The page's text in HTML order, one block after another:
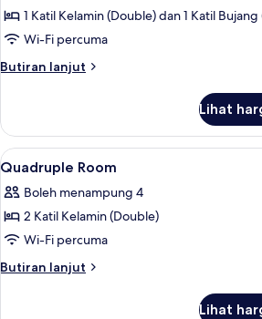
untuk
Triple
Room
1 Katil Kelamin (Double) dan 1 Katil Bujang
Wi-Fi percuma
Butiran lanjut
Butiran
Room
Lihat
Lihat
semua
foto
untuk
Quadruple
Room
4
Quadruple Room
Boleh menampung 4
2 Katil Kelamin (Double)
Wi-Fi percuma
Butiran lanjut
Butiran
Lihat